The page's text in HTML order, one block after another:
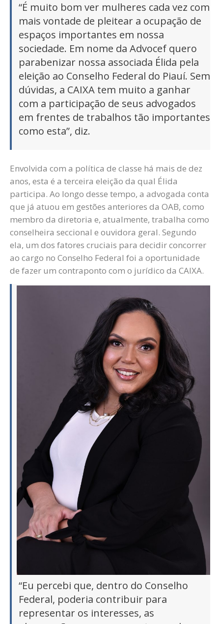
“É muito bom ver mulheres cada vez com
mais vontade de pleitear a ocupação de
espaços importantes em nossa
sociedade. Em nome da Advocef quero
parabenizar nossa associada Élida pela
eleição ao Conselho Federal do Piauí. Sem
dúvidas, a CAIXA tem muito a ganhar
com a participação de seus advogados
em frentes de trabalhos tão importantes
como esta”, diz.
Envolvida com a política de classe há mais de dez
anos, esta é a terceira eleição da qual Élida
participa. Ao longo desse tempo, a advogada conta
que já atuou em gestões anteriores da OAB, como
membro da diretoria e, atualmente, trabalha como
conselheira seccional e ouvidora geral. Segundo
ela, um dos fatores cruciais para decidir concorrer
ao cargo no Conselho Federal foi a oportunidade
de fazer um contraponto com o jurídico da CAIXA.
“Eu percebi que, dentro do Conselho
Federal, poderia contribuir para
representar os interesses, as